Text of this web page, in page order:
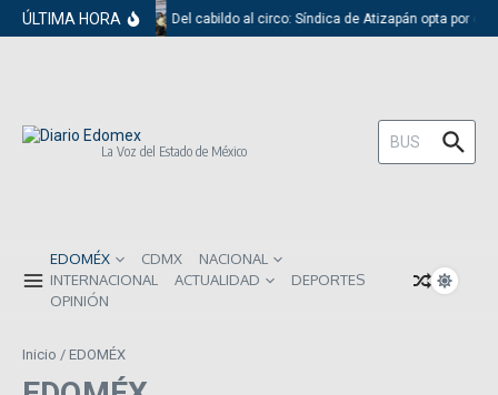
Saltar al contenido
ÚLTIMA HORA Del cabildo al circo: Síndica de Atizapán opta por el
La Voz del Estado de México
Buscar:
EDOMÉX CDMX
NACIONAL
INTERNACIONAL
ACTUALIDAD
DEPORTES
OPINIÓN
Inicio / EDOMÉX